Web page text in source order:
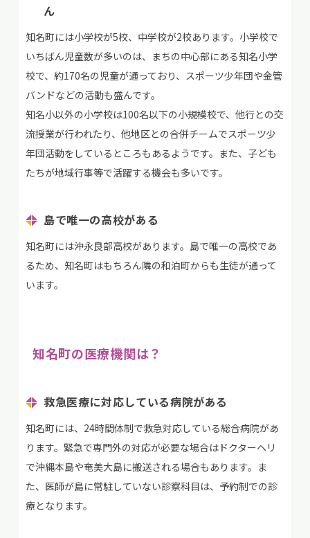
ん
知名町には小学校が5校、中学校が2校あります。小学校で
いちばん児童数が多いのは、まちの中心部にある知名小学
校で、約170名の児童が通っており、スポーツ少年団や金管
バンドなどの活動も盛んです。
知名小以外の小学校は100名以下の小規模校で、他行との交
流授業が行われたり、他地区との合併チームでスポーツ少
年団活動をしているところもあるようです。また、子ども
たちが地域行事等で活躍する機会も多いです。
島で唯一の高校がある
知名町には沖永良部高校があります。島で唯一の高校であ
るため、知名町はもちろん隣の和泊町からも生徒が通って
います。
知名町の医療機関は？
救急医療に対応している病院がある
知名町には、24時間体制で救急対応している総合病院があ
ります。緊急で専門外の対応が必要な場合はドクターヘリ
で沖縄本島や奄美大島に搬送される場合もあります。ま
た、医師が島に常駐していない診察科目は、予約制での診
療となります。